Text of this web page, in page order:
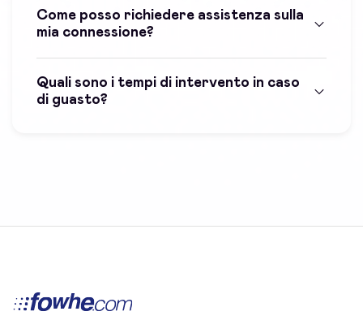
Come posso richiedere assistenza sulla
mia connessione?
Quali sono i tempi di intervento in caso
di guasto?